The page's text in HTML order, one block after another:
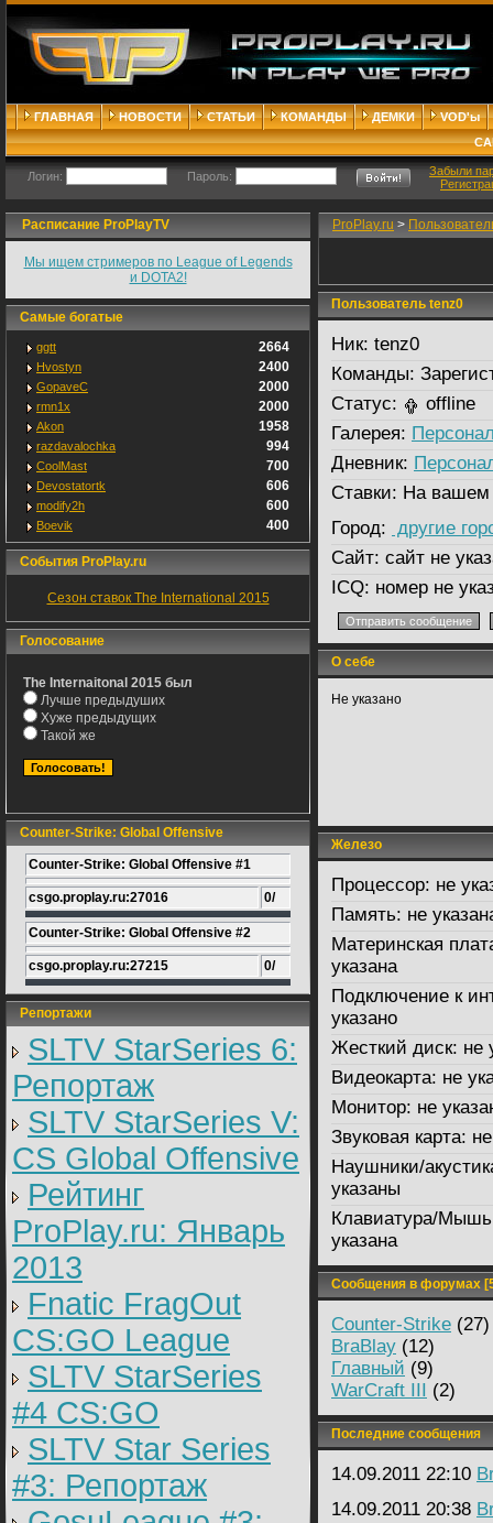
ГЛАВНАЯ НОВОСТИ СТАТЬИ КОМАНДЫ ДЕМКИ
VOD'ы
Логин: Пароль:
Забыли
Расписание ProPlayTV
Мы ищем стримеров по League of Legends
и DOTA2!
Самые богатые
ggtt 2664
Hvostyn 2400
GopaveC 2000
rmn1x 2000
Akon 1958
razdavalochka 994
CoolMast 700
Devostatortk 606
modify2h 600
Boevik 400
События ProPlay.ru
Сезон ставок The International 2015
Голосование
The Internaitonal 2015 был
Лучше предыдуших
Хуже предыдущих
Такой же
Counter-Strike: Global Offensive
Counter-Strike: Global Offensive #1
csgo.proplay.ru:27016 0/
Counter-Strike: Global Offensive #2
csgo.proplay.ru:27215 0/
Репортажи
SLTV StarSeries 6:
Репортаж
SLTV StarSeries V:
CS Global Offensive
Рейтинг
ProPlay.ru: Январь
2013
Fnatic FragOut
CS:GO League
SLTV StarSeries
#4 CS:GO
SLTV Star Series
#3: Репортаж
ProPlay.ru >
Пользователь tenz0
Ник: tenz0
Команды:
Статус:
offline
Галерея:
Дневник:
Ставки: На вашем
Город: другие
Сайт: сайт не
ICQ: номер не
О себе
Не указано
Железо
Процессор: не
Память: не
Материнская
указана
Подключение к
указано
Жесткий диск: не
Видеокарта: не
Монитор: не
Звуковая карта:
Наушники/
указаны
Клавиатура/
указана
Сообщения в форумах
Counter-Strike (27)
BraBlay (12)
Главный (9)
WarCraft III (2)
Последние сообщения
14.09.2011 22:10
14.09.2011 20:38